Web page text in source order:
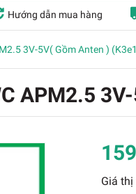
Hướng dẫn mua hàng
3V-5V( Gồm Anten )
APM2.5
Giá